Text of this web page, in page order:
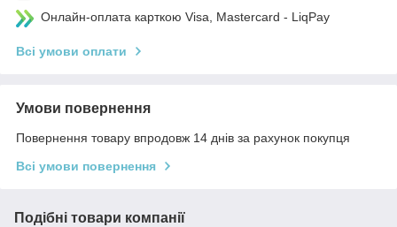
Онлайн-оплата карткою Visa, Mastercard - LiqPay
Всі умови оплати
Умови повернення
Повернення товару впродовж 14 днів за рахунок покупця
Всі умови повернення
Подібні товари компанії